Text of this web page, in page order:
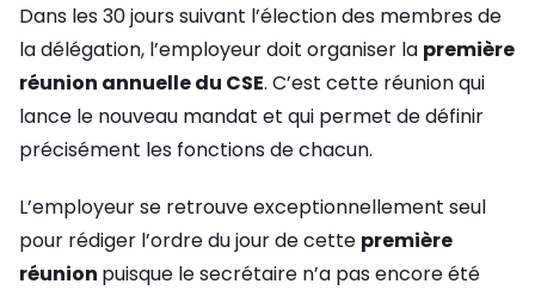
Dans les 30 jours suivant l’élection des membres de
la délégation, l’employeur doit organiser la première
réunion annuelle du CSE. C’est cette réunion qui
lance le nouveau mandat et qui permet de définir
précisément les fonctions de chacun.
L’employeur se retrouve exceptionnellement seul
pour rédiger l’ordre du jour de cette première
réunion puisque le secrétaire n’a pas encore été